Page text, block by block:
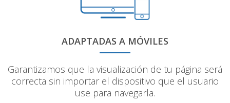
ADAPTADAS A MÓVILES
Garantizamos que la visualización de tu página será
correcta sin importar el dispositivo que el usuario
use para navegarla.